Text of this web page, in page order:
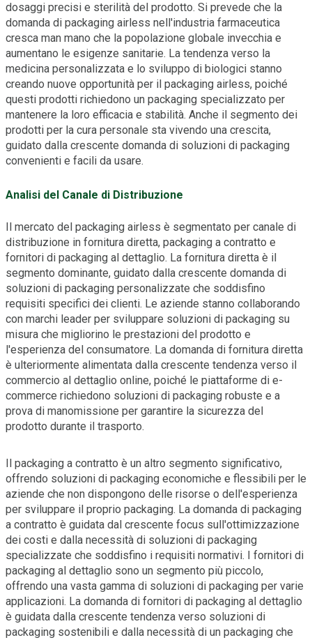
dosaggi precisi e sterilità del prodotto. Si prevede che la
domanda di packaging airless nell'industria farmaceutica
cresca man mano che la popolazione globale invecchia e
aumentano le esigenze sanitarie. La tendenza verso la
medicina personalizzata e lo sviluppo di biologici stanno
creando nuove opportunità per il packaging airless, poiché
questi prodotti richiedono un packaging specializzato per
mantenere la loro efficacia e stabilità. Anche il segmento dei
prodotti per la cura personale sta vivendo una crescita,
guidato dalla crescente domanda di soluzioni di packaging
convenienti e facili da usare.
Analisi del Canale di Distribuzione
Il mercato del packaging airless è segmentato per canale di
distribuzione in fornitura diretta, packaging a contratto e
fornitori di packaging al dettaglio. La fornitura diretta è il
segmento dominante, guidato dalla crescente domanda di
soluzioni di packaging personalizzate che soddisfino
requisiti specifici dei clienti. Le aziende stanno collaborando
con marchi leader per sviluppare soluzioni di packaging su
misura che migliorino le prestazioni del prodotto e
l'esperienza del consumatore. La domanda di fornitura diretta
è ulteriormente alimentata dalla crescente tendenza verso il
commercio al dettaglio online, poiché le piattaforme di e-
commerce richiedono soluzioni di packaging robuste e a
prova di manomissione per garantire la sicurezza del
prodotto durante il trasporto.
Il packaging a contratto è un altro segmento significativo,
offrendo soluzioni di packaging economiche e flessibili per le
aziende che non dispongono delle risorse o dell'esperienza
per sviluppare il proprio packaging. La domanda di packaging
a contratto è guidata dal crescente focus sull'ottimizzazione
dei costi e dalla necessità di soluzioni di packaging
specializzate che soddisfino i requisiti normativi. I fornitori di
packaging al dettaglio sono un segmento più piccolo,
offrendo una vasta gamma di soluzioni di packaging per varie
applicazioni. La domanda di fornitori di packaging al dettaglio
è guidata dalla crescente tendenza verso soluzioni di
packaging sostenibili e dalla necessità di un packaging che